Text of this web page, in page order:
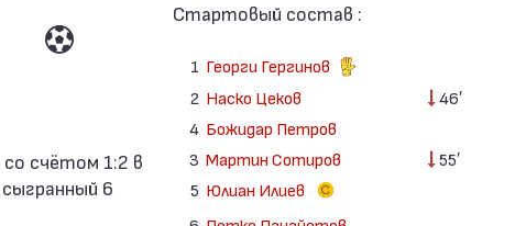
6
Стартовый состав :
1 Георги Гергинов
2 Наско Цеков
46′
4 Божидар Петров
3 Мартин Сотиров
55′
5 Юлиан Илиев